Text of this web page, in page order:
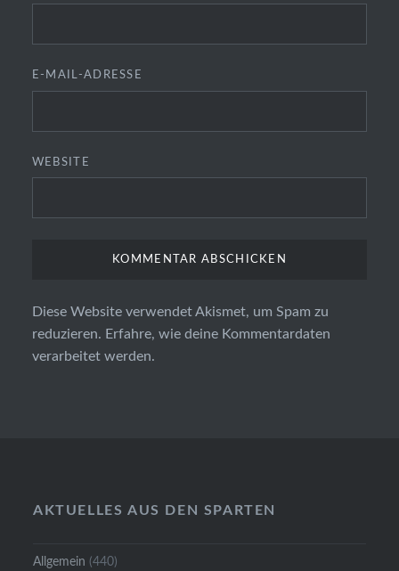
E-MAIL-ADRESSE
WEBSITE
Diese Website verwendet Akismet, um Spam zu
reduzieren. Erfahre, wie deine Kommentardaten
verarbeitet werden.
AKTUELLES AUS DEN SPARTEN
Allgemein (440)